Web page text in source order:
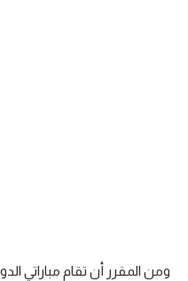
ومن المقرر أن تقام مباراتي